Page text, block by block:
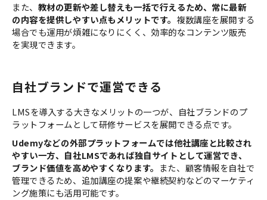
また、 教材の更新や差し替えも一括で行えるため、常に最新
の内容を提供しやすい点もメリットです。 複数講座を展開する
場合でも運用が煩雑になりにくく、効率的なコンテンツ販売
を実現できます。
自社ブランドで運営できる
LMSを導入する大きなメリットの一つが、自社ブランドのプ
ラットフォームとして研修サービスを展開できる点です。
Udemyなどの外部プラットフォームでは他社講座と比較され
やすい一方、自社LMSであれば独自サイトとして運営でき、
ブランド価値を高めやすくなります。 また、顧客情報を自社で
管理できるため、追加講座の提案や継続契約などのマーケティ
ング施策にも活用可能です。